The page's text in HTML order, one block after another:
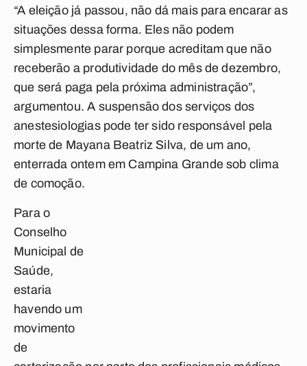
“A eleição já passou, não dá mais para encarar as
situações dessa forma. Eles não podem
simplesmente parar porque acreditam que não
receberão a produtividade do mês de dezembro,
que será paga pela próxima administração”,
argumentou. A suspensão dos serviços dos
anestesiologias pode ter sido responsável pela
morte de Mayana Beatriz Silva, de um ano,
enterrada ontem em Campina Grande sob clima
de comoção.
Para o
Conselho
Municipal de
Saúde,
estaria
havendo um
movimento
de